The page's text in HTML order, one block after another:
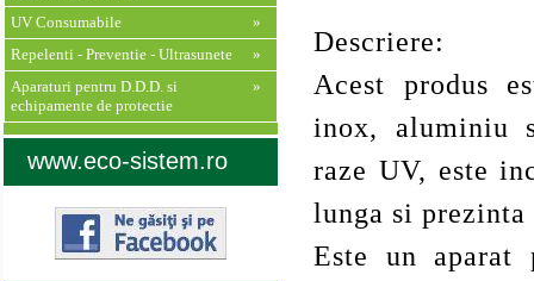
UV Consumabile
»
Repelenti - Preventie - Ultrasunete
»
Aparaturi pentru D.D.D. si
echipamente de protectie
»
www.eco-sistem.ro
Descriere:
Acest produs
inox, aluminiu
raze UV, este
lunga si prezinta
Este un